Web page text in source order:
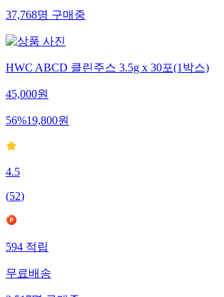
37,768명구매중
HWC ABCD 클린주스 3.5g x 30포(1박스)
45,000원
56%19,800원
4.5
(52)
594적립
무료배송